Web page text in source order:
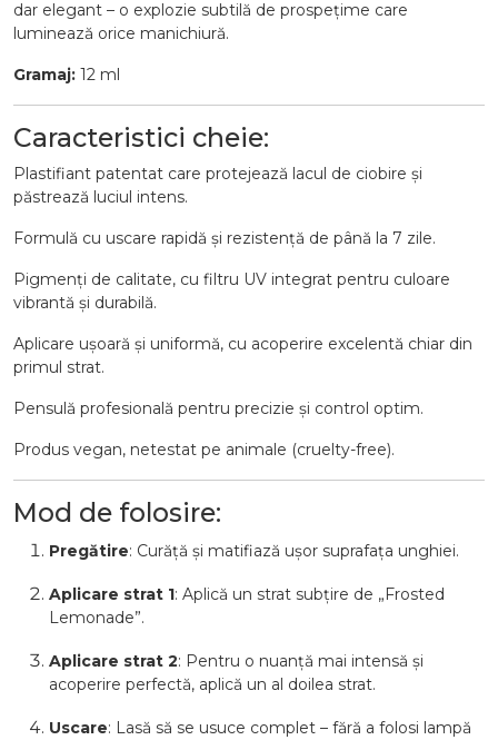
dar elegant – o explozie subtilă de prospețime care
luminează orice manichiură.
Gramaj: 12 ml
Caracteristici cheie:
Plastifiant patentat care protejează lacul de ciobire și
păstrează luciul intens.
Formulă cu uscare rapidă și rezistență de până la 7 zile.
Pigmenți de calitate, cu filtru UV integrat pentru culoare
vibrantă și durabilă.
Aplicare ușoară și uniformă, cu acoperire excelentă chiar din
primul strat.
Pensulă profesională pentru precizie și control optim.
Produs vegan, netestat pe animale (cruelty-free).
Mod de folosire:
Pregătire: Curăță și matifiază ușor suprafața unghiei.
Aplicare strat 1: Aplică un strat subțire de „Frosted
Lemonade”.
Aplicare strat 2: Pentru o nuanță mai intensă și
acoperire perfectă, aplică un al doilea strat.
Uscare: Lasă să se usuce complet – fără a folosi lampă